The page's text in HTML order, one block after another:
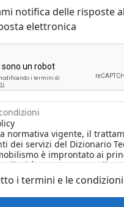
notifica delle risposte
elettronica
i termini e le condizioni